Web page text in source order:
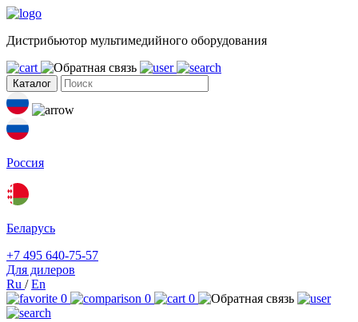
Дистрибьютор мультимедийного оборудования
Каталог
Россия
Беларусь
+7 495 640-75-57
Для дилеров
Ru /En
0
0 0